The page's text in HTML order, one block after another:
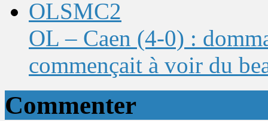
OL – Caen (4-0) :
commençait à voir du
Commenter